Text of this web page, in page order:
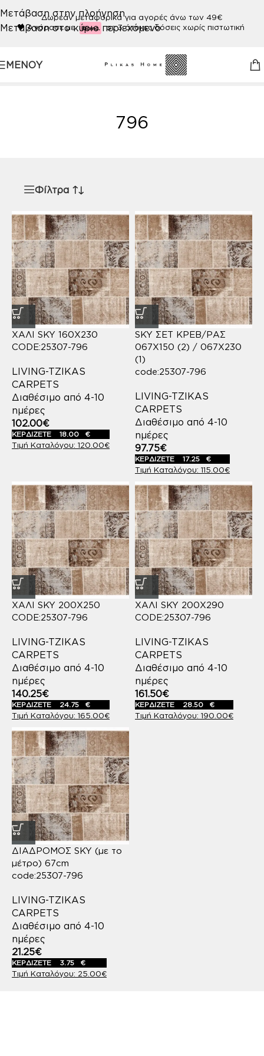
Μετάβαση στην πλοήγηση
Μετάβαση στο κύριο περιεχόμενο
Δωρεάν μεταφορικά για αγορές άνω των 49€
🖤Αγόρασε με σε 3 άτοκες δόσεις χωρίς πιστωτική
ΜΕΝΟΎ
796
796
Φίλτρα
ΧΑΛΙ SKY 160X230
CODE:25307-796
LIVING-TZIKAS
CARPETS
Διαθέσιμο από 4-10
ημέρες
120.00€
102.00€
ΚΕΡΔΙΖΕΤΕ 18.00 €
SKY ΣΕΤ ΚΡΕΒ/ΡΑΣ
067X150 (2) / 067X230
(1)
code:25307-796
LIVING-TZIKAS
CARPETS
Διαθέσιμο από 4-10
ημέρες
115.00€
97.75€
ΚΕΡΔΙΖΕΤΕ 17.25 €
ΧΑΛΙ SKY 200X250
CODE:25307-796
LIVING-TZIKAS
CARPETS
Διαθέσιμο από 4-10
ημέρες
165.00€
140.25€
ΚΕΡΔΙΖΕΤΕ 24.75 €
ΧΑΛΙ SKY 200X290
CODE:25307-796
LIVING-TZIKAS
CARPETS
Διαθέσιμο από 4-10
ημέρες
190.00€
161.50€
ΚΕΡΔΙΖΕΤΕ 28.50 €
ΔΙΑΔΡΟΜΟΣ SKY (με το
μέτρο) 67cm
code:25307-796
LIVING-TZIKAS
CARPETS
Διαθέσιμο από 4-10
ημέρες
25.00€
21.25€
ΚΕΡΔΙΖΕΤΕ 3.75 €